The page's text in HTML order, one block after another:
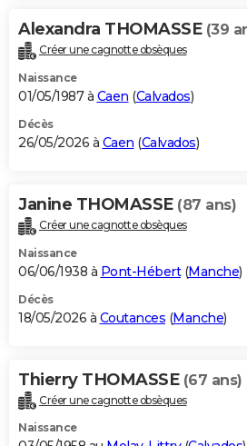
Bricolage
Lifestyle
Culture
Sport
Auto
Television
Voyage
Cinema
Alexandra THOMASSE (39
Créer une cagnotte obsèques
Naissance
01/05/1987 à Caen (Calvados)
Décès
26/05/2026 à Caen (Calvados)
Janine THOMASSE (87 ans)
Créer une cagnotte obsèques
Naissance
06/06/1938 à Pont-Hébert(Manche)
Décès
18/05/2026 à Coutances (Manche)
Thierry THOMASSE (67 ans)
Créer une cagnotte obsèques
Naissance